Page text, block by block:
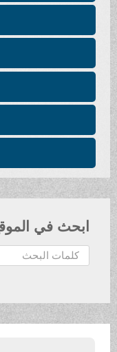
ابحث في الموقع
ح
ث